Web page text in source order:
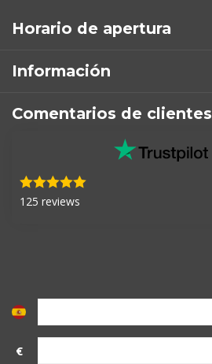
Horario de apertura
Información
Comentarios de clientes
125 reviews
€